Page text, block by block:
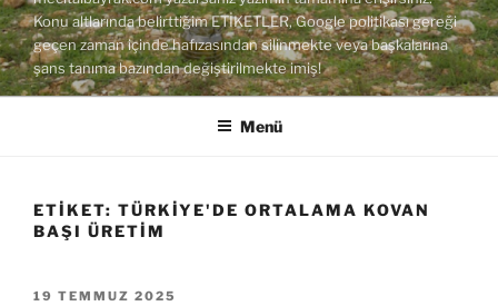
Konu altlarında belirttiğim ETİKETLER, Google politikası gereği
geçen zaman içinde hafızasından silinmekte veya başkalarına
şans tanıma bazından değiştirilmekte imiş!
Menü
ETIKET: TÜRKIYE'DE ORTALAMA KOVAN
BAŞI ÜRETIM
YAYIM
19 TEMMUZ 2025